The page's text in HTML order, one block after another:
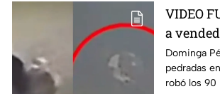
VIDEO
a
Dominga
pedradas
robó los 90